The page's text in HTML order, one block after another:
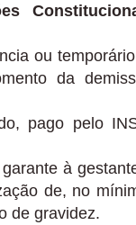
ou
da
pago pelo
à
de, no
de gravidez.